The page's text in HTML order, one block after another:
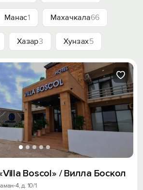
Манас1 Махачкала66
Хазар3 Хунзах5
Boscol» / Вилла Боскол
4, д. 10/1